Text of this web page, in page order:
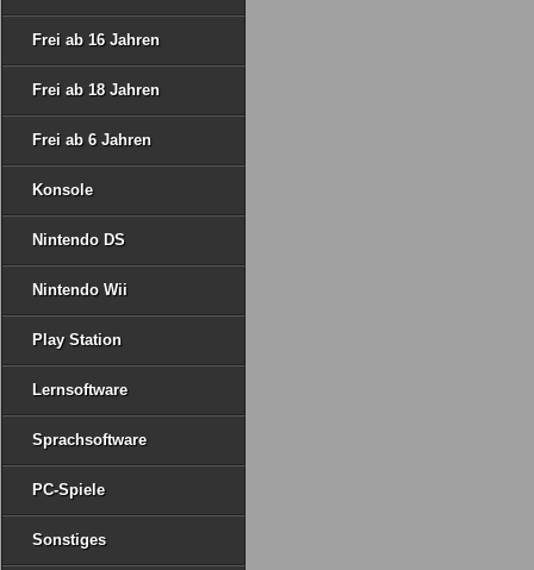
Frei ab 16 Jahren
Frei ab 18 Jahren
Frei ab 6 Jahren
Konsole
Nintendo DS
Nintendo Wii
Play Station
Lernsoftware
Sprachsoftware
PC-Spiele
Sonstiges